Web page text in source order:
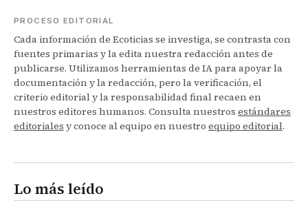
PROCESO EDITORIAL
Cada información de Ecoticias se investiga, se contrasta con
fuentes primarias y la edita nuestra redacción antes de
publicarse. Utilizamos herramientas de IA para apoyar la
documentación y la redacción, pero la verificación, el
criterio editorial y la responsabilidad final recaen en
nuestros editores humanos. Consulta nuestros estándares
editoriales y conoce al equipo en nuestro equipo editorial.
Lo más leído